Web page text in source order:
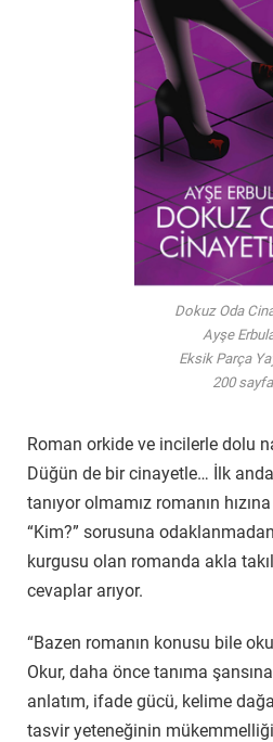
Dokuz Oda
Ayşe
Eksik Parça
200 sayfa
Roman orkide ve incilerle dolu
Düğün de bir cinayetle… İlk
tanıyor olmamız romanın
“Kim?” sorusuna
kurgusu olan romanda akla
cevaplar arıyor.
“Bazen romanın konusu bile
Okur, daha önce tanıma
anlatım, ifade gücü, kelime
tasvir yeteneğinin